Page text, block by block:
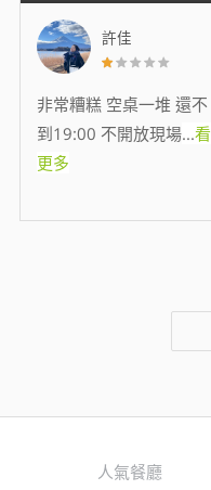
許佳
非常糟糕 空桌一堆 還不
到19:00 不開放現場...看
更多
人氣餐廳